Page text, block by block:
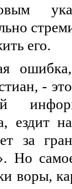
его.
-
ездит
за
Но
воры,